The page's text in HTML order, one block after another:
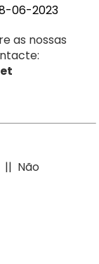
06-2023
as nossas
|| Não